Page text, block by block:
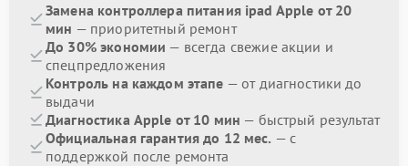
Замена контроллера питания ipad Apple от 20
мин — приоритетный ремонт
До 30% экономии — всегда свежие акции и
спецпредложения
Контроль на каждом этапе — от диагностики до
выдачи
Диагностика Apple от 10 мин — быстрый результат
Официальная гарантия до 12 мес. — с
поддержкой после ремонта